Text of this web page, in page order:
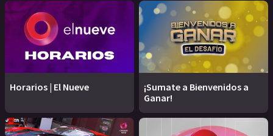
Horarios | El Nueve
¡Sumate a Bienvenidos a
Ganar!